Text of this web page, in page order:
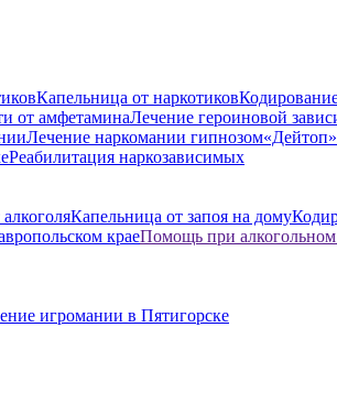
Капельница от наркотиков
от амфетаминаЛечение героиновой
Лечение наркомании гипнозом«Дейтоп»
Реабилитация наркозависимых
Капельница от запоя на дому
краеПомощь при
игромании в Пятигорске